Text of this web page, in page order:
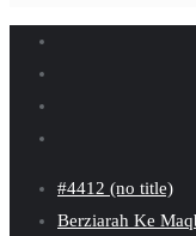
#4412 (no title)
Berziarah Ke